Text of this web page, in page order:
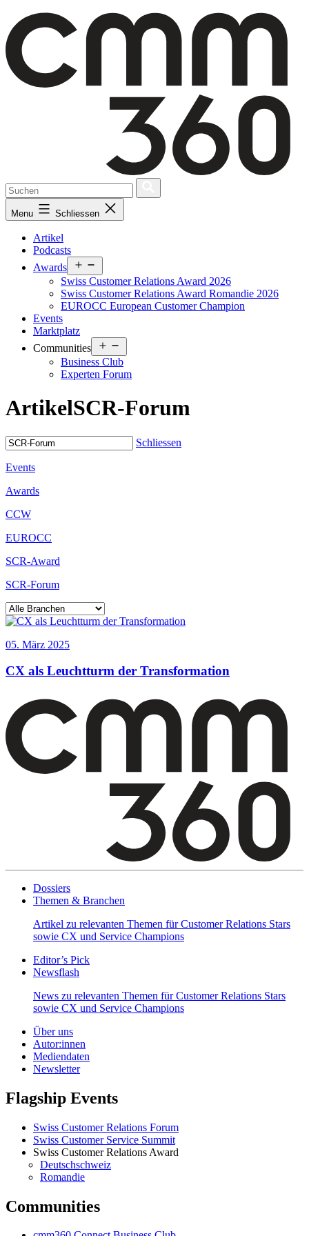
content
Menu Schliessen
Artikel
Podcasts
Awards
menu
Swiss Customer Relations Award 2026
Swiss Customer Relations Award Romandie 2026
EUROCC European Customer Champion
Events
Marktplatz
Communities
menu
Business Club
Experten Forum
ArtikelSCR-Forum
Schliessen
Events
Awards
CCW
EUROCC
SCR-Award
SCR-Forum
05. März 2025
CX als Leuchtturm der Transformation
Dossiers
Themen & Branchen
Artikel zu relevanten Themen für Customer Relations Stars
sowie CX und Service Champions
Editor’s Pick
Newsflash
News zu relevanten Themen für Customer Relations Stars
sowie CX und Service Champions
Über uns
Autor:innen
Mediendaten
Newsletter
Flagship Events
Swiss Customer Relations Forum
Swiss Customer Service Summit
Swiss Customer Relations Award
Deutschschweiz
Romandie
Communities